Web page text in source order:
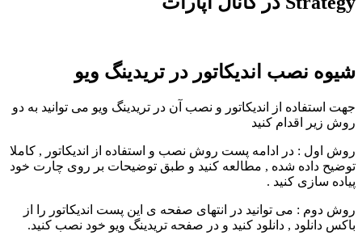
شیوه نصب اندیکاتور در تریدینگ ویو
جهت استفاده از اندیکاتور و نصب آن در تریدینگ ویو می توانید به دو
روش زیر اقدام کنید
روش اول : در ادامه پست روش نصب و استفاده از اندیکاتور , کاملا
توضیح داده شده , مطالعه کنید و طبق توضیحات بر روی چارت خود
پیاده سازی کنید .
روش دوم : می توانید در انتهای صفحه ی این پست اندیکاتور را از
باکس دانلود , دانلود کنید و در صفحه تریدینگ ویو خود نصب کنید.